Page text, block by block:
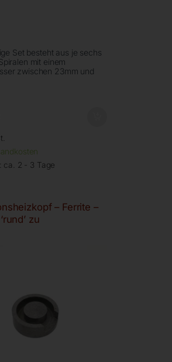
Set besteht aus je sechs
mit einem
zwischen 23mm und
ca. 2 - 3 Tage
– Ferrite –
zu